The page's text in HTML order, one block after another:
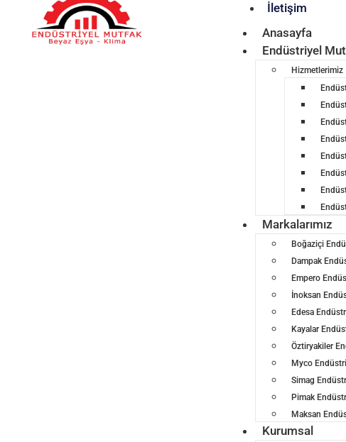
İletişim
Anasayfa
Endüstriyel
Hizmetlerimiz
Markalarımız
Boğaziçi
Dampak
Empero
İnoksan
Edesa
Kayalar
Öztiryakiler
Myco
Simag
Pimak
Maksan
Kurumsal